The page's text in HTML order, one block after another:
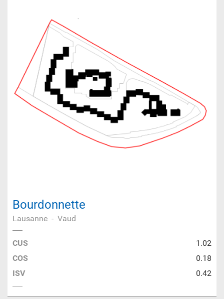
Bourdonnette
Lausanne - Vaud
CUS
1.02
COS
0.18
ISV
0.42